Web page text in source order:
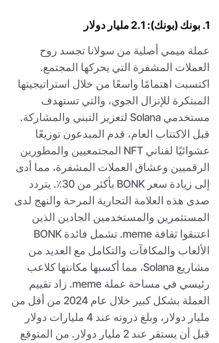
1. بونك (بونك): 2.1 مليار دولار
عملة ميمي أصلية من سولانا تجسد روح
العملات المشفرة التي يحركها المجتمع.
اكتسبت اهتمامًا واسعًا من خلال استراتيجيتها
المبتكرة للإنزال الجوي، والتي تستهدف
مستخدمي Solana لتعزيز التبني والمشاركة.
قبل الاكتتاب العام، قدم المبدعون توزيعًا
عشوائيًا لفناني NFT المجتمعيين والمطورين
الرقميين وعشاق العملات المشفرة، مما أدى
إلى زيادة سعر BONK بأكثر من 30٪. يتردد
صدى هذه العلامة التجارية المرحة والنهج لدى
المستثمرين والمستخدمين الجادين الذين
اعتنقوا ثقافة meme. تشمل فائدة BONK
الألعاب والمكافآت والتكامل مع العديد من
مشاريع Solana، مما أكسبها مكانتها كلاعب
رئيسي في مساحة عملة meme. زاد تقييم
العملة بشكل كبير خلال عام 2024 من أقل من
مليار دولار، وبلغ ذروته عند 4 مليارات دولار
قبل أن يستقر عند 2 مليار دولار. من المتوقع